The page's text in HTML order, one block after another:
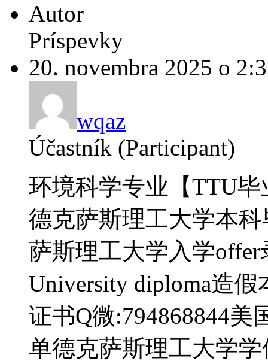
Autor
Príspevky
20. novembra 2025 o
wqaz
Účastník (Participant)
环境科学专业【TTU毕
德克萨斯理工大学本
萨斯理工大学入学offer
University diploma造
证书Q微:794868844
单德克萨斯理工大学学